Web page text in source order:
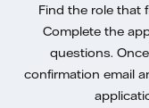
Find the role that
Complete the
questions.
confirmation email